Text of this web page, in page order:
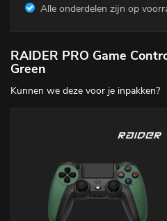
Alle onderdelen zijn op
RAIDER PRO Game
Green
Kunnen we deze voor je inpakken?